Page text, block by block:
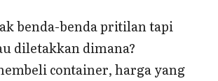
benda-benda pritilan tapi
diletakkan dimana?
container, harga yang